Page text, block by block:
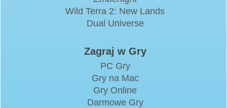
Wild Terra 2: New Lands
Dual Universe
Zagraj w Gry
PC Gry
Gry na Mac
Gry Online
Darmowe Gry